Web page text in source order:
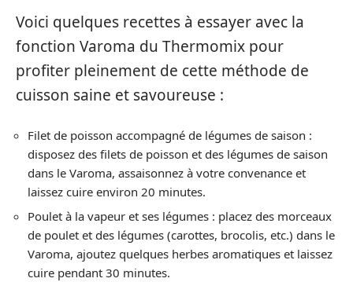
Voici quelques recettes à essayer avec la
fonction Varoma du Thermomix pour
profiter pleinement de cette méthode de
cuisson saine et savoureuse :
Filet de poisson accompagné de légumes de saison :
disposez des filets de poisson et des légumes de saison
dans le Varoma, assaisonnez à votre convenance et
laissez cuire environ 20 minutes.
Poulet à la vapeur et ses légumes : placez des morceaux
de poulet et des légumes (carottes, brocolis, etc.) dans le
Varoma, ajoutez quelques herbes aromatiques et laissez
cuire pendant 30 minutes.